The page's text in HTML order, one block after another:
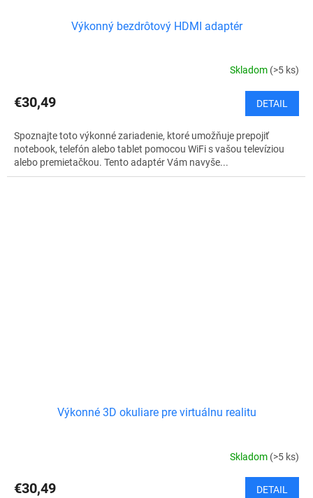
Výkonný bezdrôtový HDMI adaptér
Skladom (>5 ks)
€30,49 DETAIL
Spoznajte toto výkonné zariadenie, ktoré umožňuje prepojiť
notebook, telefón alebo tablet pomocou WiFi s vašou televíziou
alebo premietačkou. Tento adaptér Vám navyše...
Výkonné 3D okuliare pre virtuálnu realitu
Skladom (>5 ks)
€30,49 DETAIL